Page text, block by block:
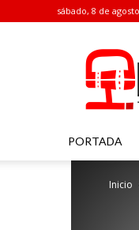
sábado, 8 de
PORTADA
Inicio